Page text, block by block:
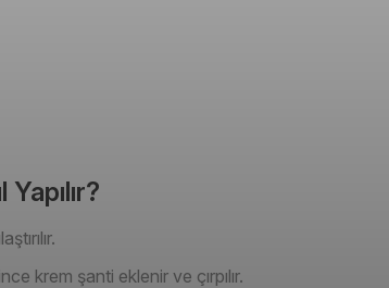
krem şanti eklenir ve çırpılır.